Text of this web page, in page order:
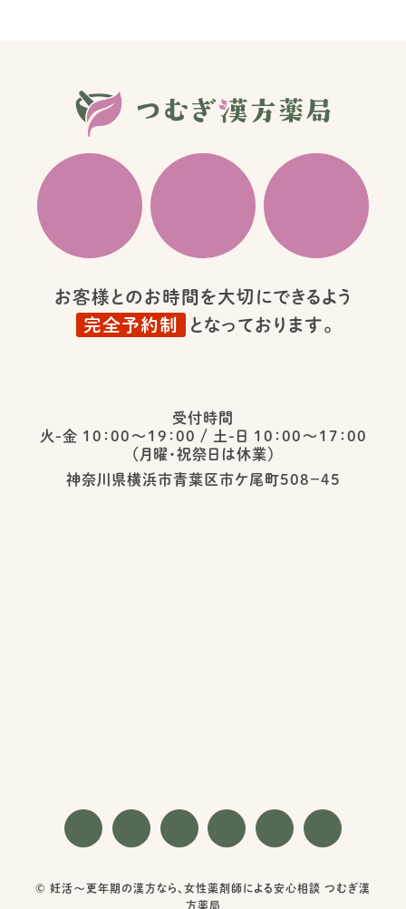
お客様とのお時間を大切にできるよう
完全予約制
となっております。
受付時間
火-金 10：00〜19：00 / 土-日 10：00〜17：00
（月曜・祝祭日は休業）
神奈川県横浜市青葉区市ケ尾町５０８−４５
© 妊活〜更年期の漢方なら、女性薬剤師による安心相談 つむぎ漢
方薬局